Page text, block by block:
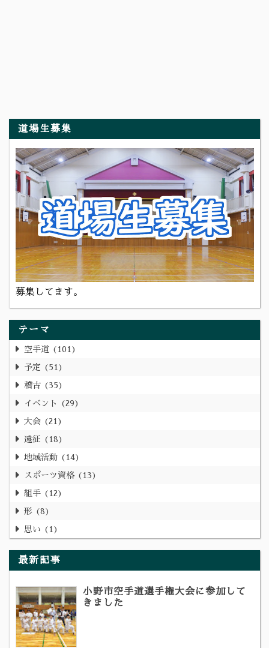
道場生募集
募集してます。
テーマ
空手道 101
予定 51
稽古 35
イベント 29
大会 21
遠征 18
地域活動 14
スポーツ資格 13
組手 12
形 8
思い 1
最新記事
小野市空手道選手権大会に参加して
きました